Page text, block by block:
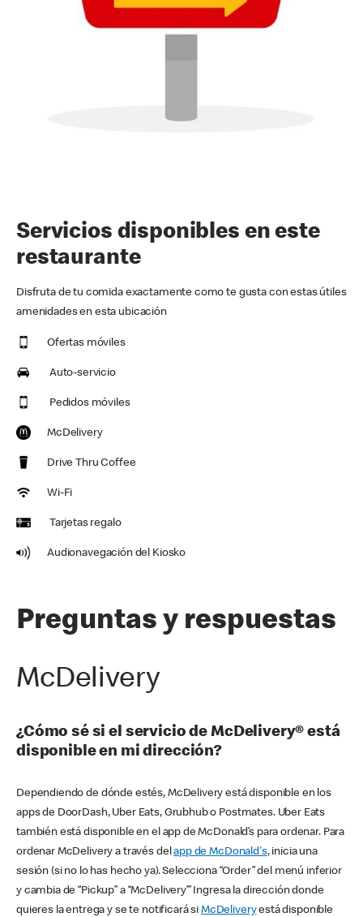
Servicios disponibles en este
restaurante
Disfruta de tu comida exactamente como te gusta con estas útiles
amenidades en esta ubicación
Ofertas móviles
Auto-servicio
Pedidos móviles
McDelivery
Drive Thru Coffee
Wi-Fi
Tarjetas regalo
Audionavegación del Kiosko
Preguntas y respuestas
McDelivery
¿Cómo sé si el servicio de McDelivery® está
disponible en mi dirección?
Dependiendo de dónde estés, McDelivery está disponible en los
apps de DoorDash, Uber Eats, Grubhub o Postmates. Uber Eats
también está disponible en el app de McDonald’s para ordenar. Para
ordenar McDelivery a través delapp de McDonald's, inicia una
sesión (si no lo has hecho ya). Selecciona “Order” del menú inferior
y cambia de “Pickup” a “McDelivery’” Ingresa la dirección donde
quieres la entrega y se te notificará si McDeliveryestá disponible